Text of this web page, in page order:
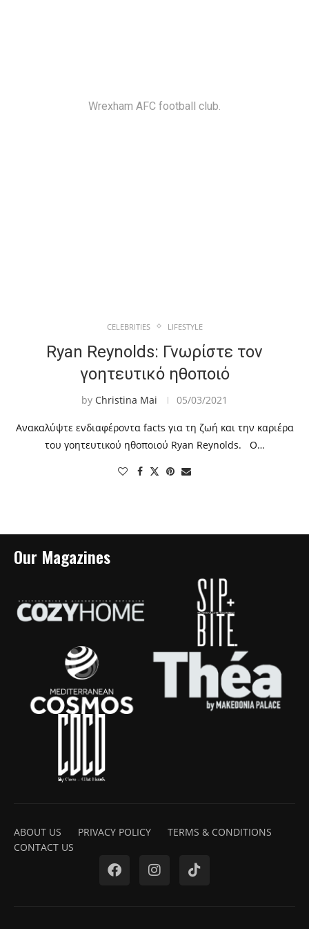
Wrexham AFC football club.
CELEBRITIES LIFESTYLE
Ryan Reynolds: Γνωρίστε τον
γοητευτικό ηθοποιό
by Christina Mai 05/03/2021
Ανακαλύψτε ενδιαφέροντα facts για τη ζωή και την καριέρα
του γοητευτικού ηθοποιού Ryan Reynolds. Ο…
Our Magazines
ABOUT US PRIVACY POLICY
TERMS & CONDITIONS
CONTACT US